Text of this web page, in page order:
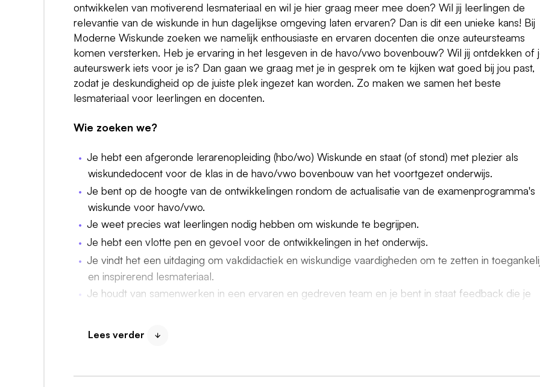
ontwikkelen van motiverend lesmateriaal en wil je hier graag meer mee doen? Wil jij leerlingen de
relevantie van de wiskunde in hun dagelijkse omgeving laten ervaren? Dan is dit een unieke kans! Bij
Moderne Wiskunde zoeken we namelijk enthousiaste en ervaren docenten die onze auteursteams
komen versterken. Heb je ervaring in het lesgeven in de havo/vwo bovenbouw? Wil jij ontdekken of
auteurswerk iets voor je is? Dan gaan we graag met je in gesprek om te kijken wat goed bij jou past,
zodat je deskundigheid op de juiste plek ingezet kan worden. Zo maken we samen het beste
lesmateriaal voor leerlingen en docenten.
Wie zoeken we?
Je hebt een afgeronde lerarenopleiding (hbo/wo) Wiskunde en staat (of stond) met plezier als
wiskundedocent voor de klas in de havo/vwo bovenbouw van het voortgezet onderwijs.
Je bent op de hoogte van de ontwikkelingen rondom de actualisatie van de examenprogramma's
wiskunde voor havo/vwo.
Je weet precies wat leerlingen nodig hebben om wiskunde te begrijpen.
Je hebt een vlotte pen en gevoel voor de ontwikkelingen in het onderwijs.
Je vindt het een uitdaging om vakdidactiek en wiskundige vaardigheden om te zetten in
en inspirerend lesmateriaal.
Je houdt van samenwerken in een ervaren en gedreven team en je bent in staat feedback die je
Wij bieden jou:
Lees verder